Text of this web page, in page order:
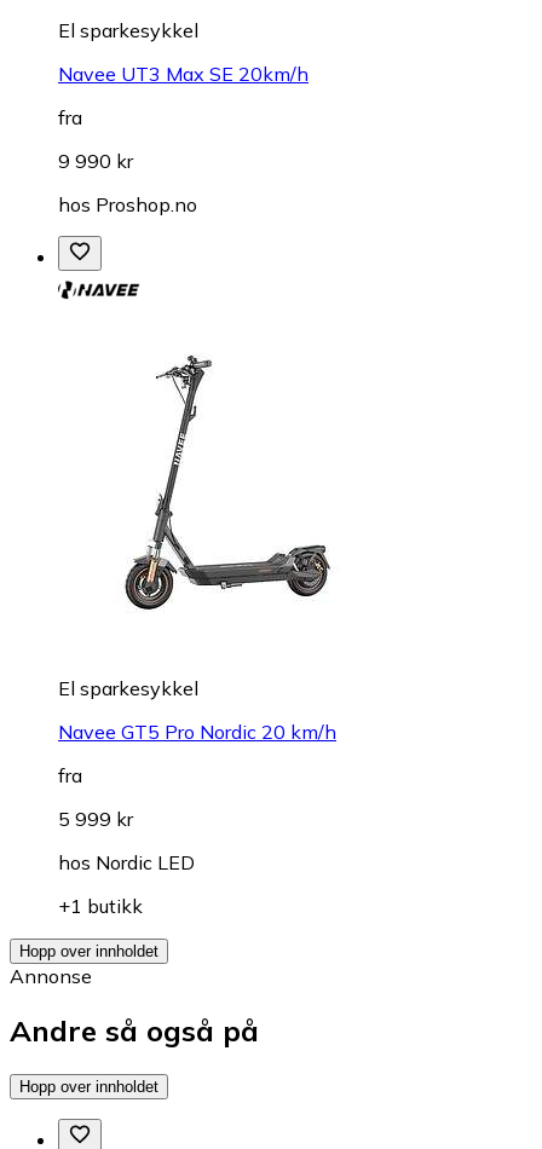
El sparkesykkel
Navee UT3 Max SE 20km/h
fra
9 990 kr
hos Proshop.no
El sparkesykkel
Navee GT5 Pro Nordic 20 km/h
fra
5 999 kr
hos Nordic LED
+1 butikk
Hopp over innholdet
Annonse
Andre så også på
Hopp over innholdet